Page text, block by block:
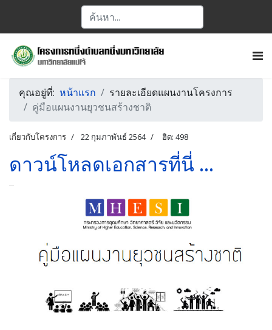
คุณอยู่ที่: หน้าแรก
รายละเอียดแผนงานโครงการ
คู่มือแผนงานยุวชนสร้างชาติ
เกี่ยวกับโครงการ 22 กุมภาพันธ์ 2564 ฮิต: 498
ดาวน์โหลดเอกสารที่นี่ ...